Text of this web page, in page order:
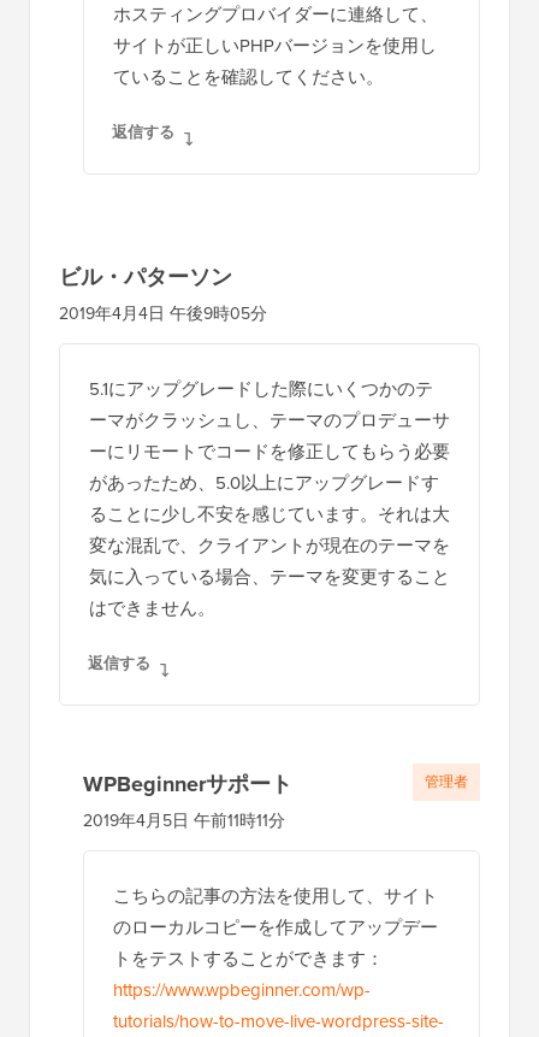
ホスティングプロバイダーに連絡して、
サイトが正しいPHPバージョンを使用し
ていることを確認してください。
返信する
ビル・パターソン
2019年4月4日 午後9時05分
5.1にアップグレードした際にいくつかのテ
ーマがクラッシュし、テーマのプロデューサ
ーにリモートでコードを修正してもらう必要
があったため、5.0以上にアップグレードす
ることに少し不安を感じています。それは大
変な混乱で、クライアントが現在のテーマを
気に入っている場合、テーマを変更すること
はできません。
返信する
WPBeginnerサポート
2019年4月5日 午前11時11分
こちらの記事の方法を使用して、サイト
のローカルコピーを作成してアップデー
トをテストすることができます：
https://www.wpbeginner.com/wp-
tutorials/how-to-move-live-wordpress-site-
管理者